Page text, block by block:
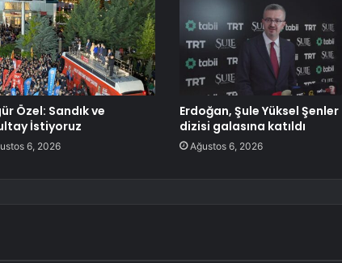
Özel: Sandık ve
İstiyoruz
6, 2026
Erdoğan, Şule Yüksel Şenler
dizisi galasına katıldı
Ağustos 6, 2026